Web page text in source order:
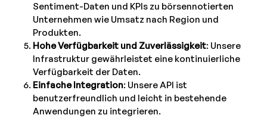
Sentiment-Daten und KPIs zu börsennotierten
Unternehmen wie Umsatz nach Region und
Produkten.
Hohe Verfügbarkeit und Zuverlässigkeit: Unsere
Infrastruktur gewährleistet eine kontinuierliche
Verfügbarkeit der Daten.
Einfache Integration: Unsere API ist
benutzerfreundlich und leicht in bestehende
Anwendungen zu integrieren.